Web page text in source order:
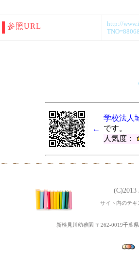
参照URL
http://
←
学校法人
です。
人気度：
サイト内のテ
新検見川幼稚園 〒262-0019千葉